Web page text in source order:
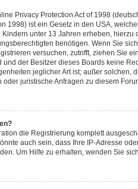
Privacy Protection Act of 1998
1998) ist ein Gesetz in den USA,
unter 13 Jahren erheben, hierzu
benötigen. Wenn Sie
versuchen, zutrifft, ziehen Sie
und der Besitzer dieses Boards keine
jeglicher Art ist; außer solchen,
juristische Anfragen zu diesem
die Registrierung komplett
auch sein, dass Ihre IP-Adresse
Um Hilfe zu erhalten, wenden Sie